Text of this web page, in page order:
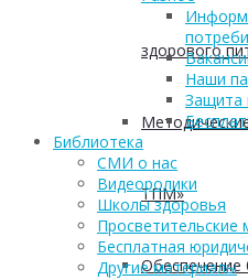
здорового
ТПМ»
Обеспечение
Наши
Защита
Библиотека
СМИ о нас
Видеоролики
Школы здоровья
Бесплатная
Другие материалы